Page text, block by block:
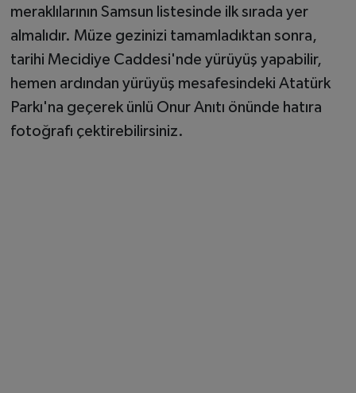
meraklılarının Samsun listesinde ilk sırada yer
almalıdır. Müze gezinizi tamamladıktan sonra,
tarihi Mecidiye Caddesi'nde yürüyüş yapabilir,
hemen ardından yürüyüş mesafesindeki Atatürk
Parkı'na geçerek ünlü Onur Anıtı önünde hatıra
fotoğrafı çektirebilirsiniz.